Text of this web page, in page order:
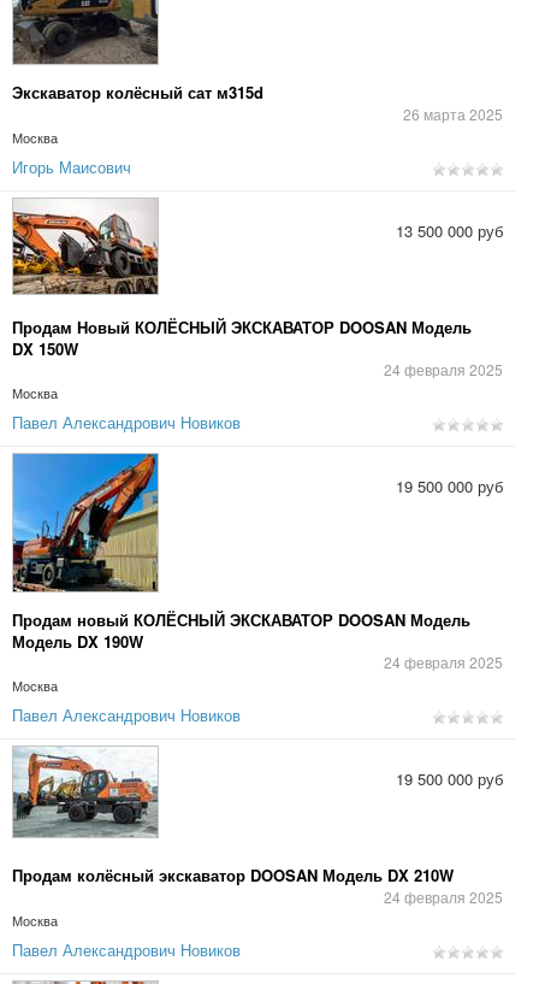
Экскаватор колёсный сат м315d
26 марта 2025
Москва
Игорь Маисович
Продам Новый КОЛЁСНЫЙ ЭКСКАВАТОР DOOSAN Модель
DX 150W
24 февраля 2025
Москва
13 500 000 руб
Павел Александрович Новиков
Продам новый КОЛЁСНЫЙ ЭКСКАВАТОР DOOSAN Модель
Модель DX 190W
24 февраля 2025
Москва
19 500 000 руб
Павел Александрович Новиков
Продам колёсный экскаватор DOOSAN Модель DX 210W
24 февраля 2025
Москва
19 500 000 руб
Павел Александрович Новиков